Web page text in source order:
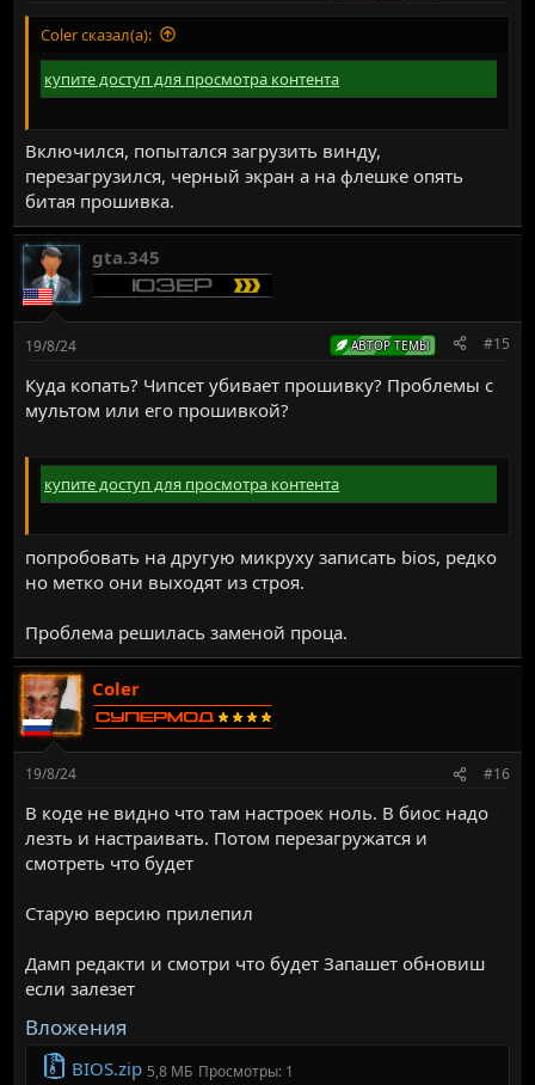
Coler сказал(а):
купите доступ для просмотра контента
Включился, попытался загрузить винду,
перезагрузился, черный экран а на флешке опять
битая прошивка.
gta.345
19/8/24 АВТОР ТЕМЫ #15
Куда копать? Чипсет убивает прошивку? Проблемы с
мультом или его прошивкой?
купите доступ для просмотра контента
попробовать на другую микруху записать bios, редко
но метко они выходят из строя.
Проблема решилась заменой проца.
Coler
19/8/24 #16
В коде не видно что там настроек ноль. В биос надо
лезть и настраивать. Потом перезагружатся и
смотреть что будет
Старую версию прилепил
Дамп редакти и смотри что будет Запашет обновиш
если залезет
Вложения
BIOS.zip 5,8 МБ Просмотры: 1